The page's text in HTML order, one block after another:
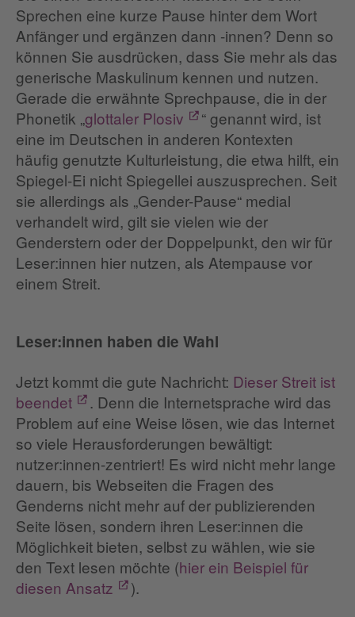
Sprechen eine kurze Pause hinter dem Wort
Anfänger und ergänzen dann -innen? Denn so
können Sie ausdrücken, dass Sie mehr als das
generische Maskulinum kennen und nutzen.
Gerade die erwähnte Sprechpause, die in der
Phonetik „glottaler Plosiv
“ genannt wird, ist
eine im Deutschen in anderen Kontexten
häufig genutzte Kulturleistung, die etwa hilft, ein
Spiegel-Ei nicht Spiegellei auszusprechen. Seit
sie allerdings als „Gender-Pause“ medial
verhandelt wird, gilt sie vielen wie der
Genderstern oder der Doppelpunkt, den wir für
Leser:innen hier nutzen, als Atempause vor
einem Streit.
Leser:innen haben die Wahl
Jetzt kommt die gute Nachricht: Dieser Streit ist
beendet
. Denn die Internetsprache wird das
Problem auf eine Weise lösen, wie das Internet
so viele Herausforderungen bewältigt:
nutzer:innen-zentriert! Es wird nicht mehr lange
dauern, bis Webseiten die Fragen des
Genderns nicht mehr auf der publizierenden
Seite lösen, sondern ihren Leser:innen die
Möglichkeit bieten, selbst zu wählen, wie sie
den Text lesen möchte (hier ein Beispiel für
diesen Ansatz
).